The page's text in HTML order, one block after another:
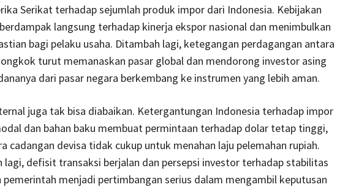
Serikat terhadap sejumlah produk impor dari Indonesia. Kebijakan
langsung terhadap kinerja ekspor nasional dan menimbulkan
bagi pelaku usaha. Ditambah lagi, ketegangan perdagangan antara
turut memanaskan pasar global dan mendorong investor asing
dari pasar negara berkembang ke instrumen yang lebih aman.
juga tak bisa diabaikan. Ketergantungan Indonesia terhadap impor
dan bahan baku membuat permintaan terhadap dolar tetap tinggi,
cadangan devisa tidak cukup untuk menahan laju pelemahan rupiah.
lagi, defisit transaksi berjalan dan persepsi investor terhadap stabilitas
pemerintah menjadi pertimbangan serius dalam mengambil keputusan